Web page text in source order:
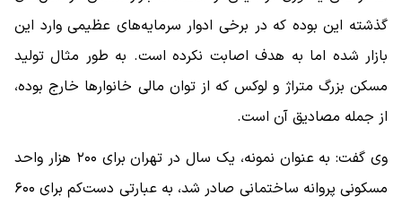
گذشته این بوده که در برخی ادوار سرمایه‌های عظیمی وارد این
بازار شده اما به هدف اصابت نکرده است. به طور مثال تولید
مسکن بزرگ متراژ و لوکس که از توان مالی خانوارها خارج بوده،
از جمله مصادیق آن است.
وی گفت: به عنوان نمونه، یک سال در تهران برای ۲۰۰ هزار واحد
مسکونی پروانه ساختمانی صادر شد، به عبارتی دست‌کم برای ۶۰۰